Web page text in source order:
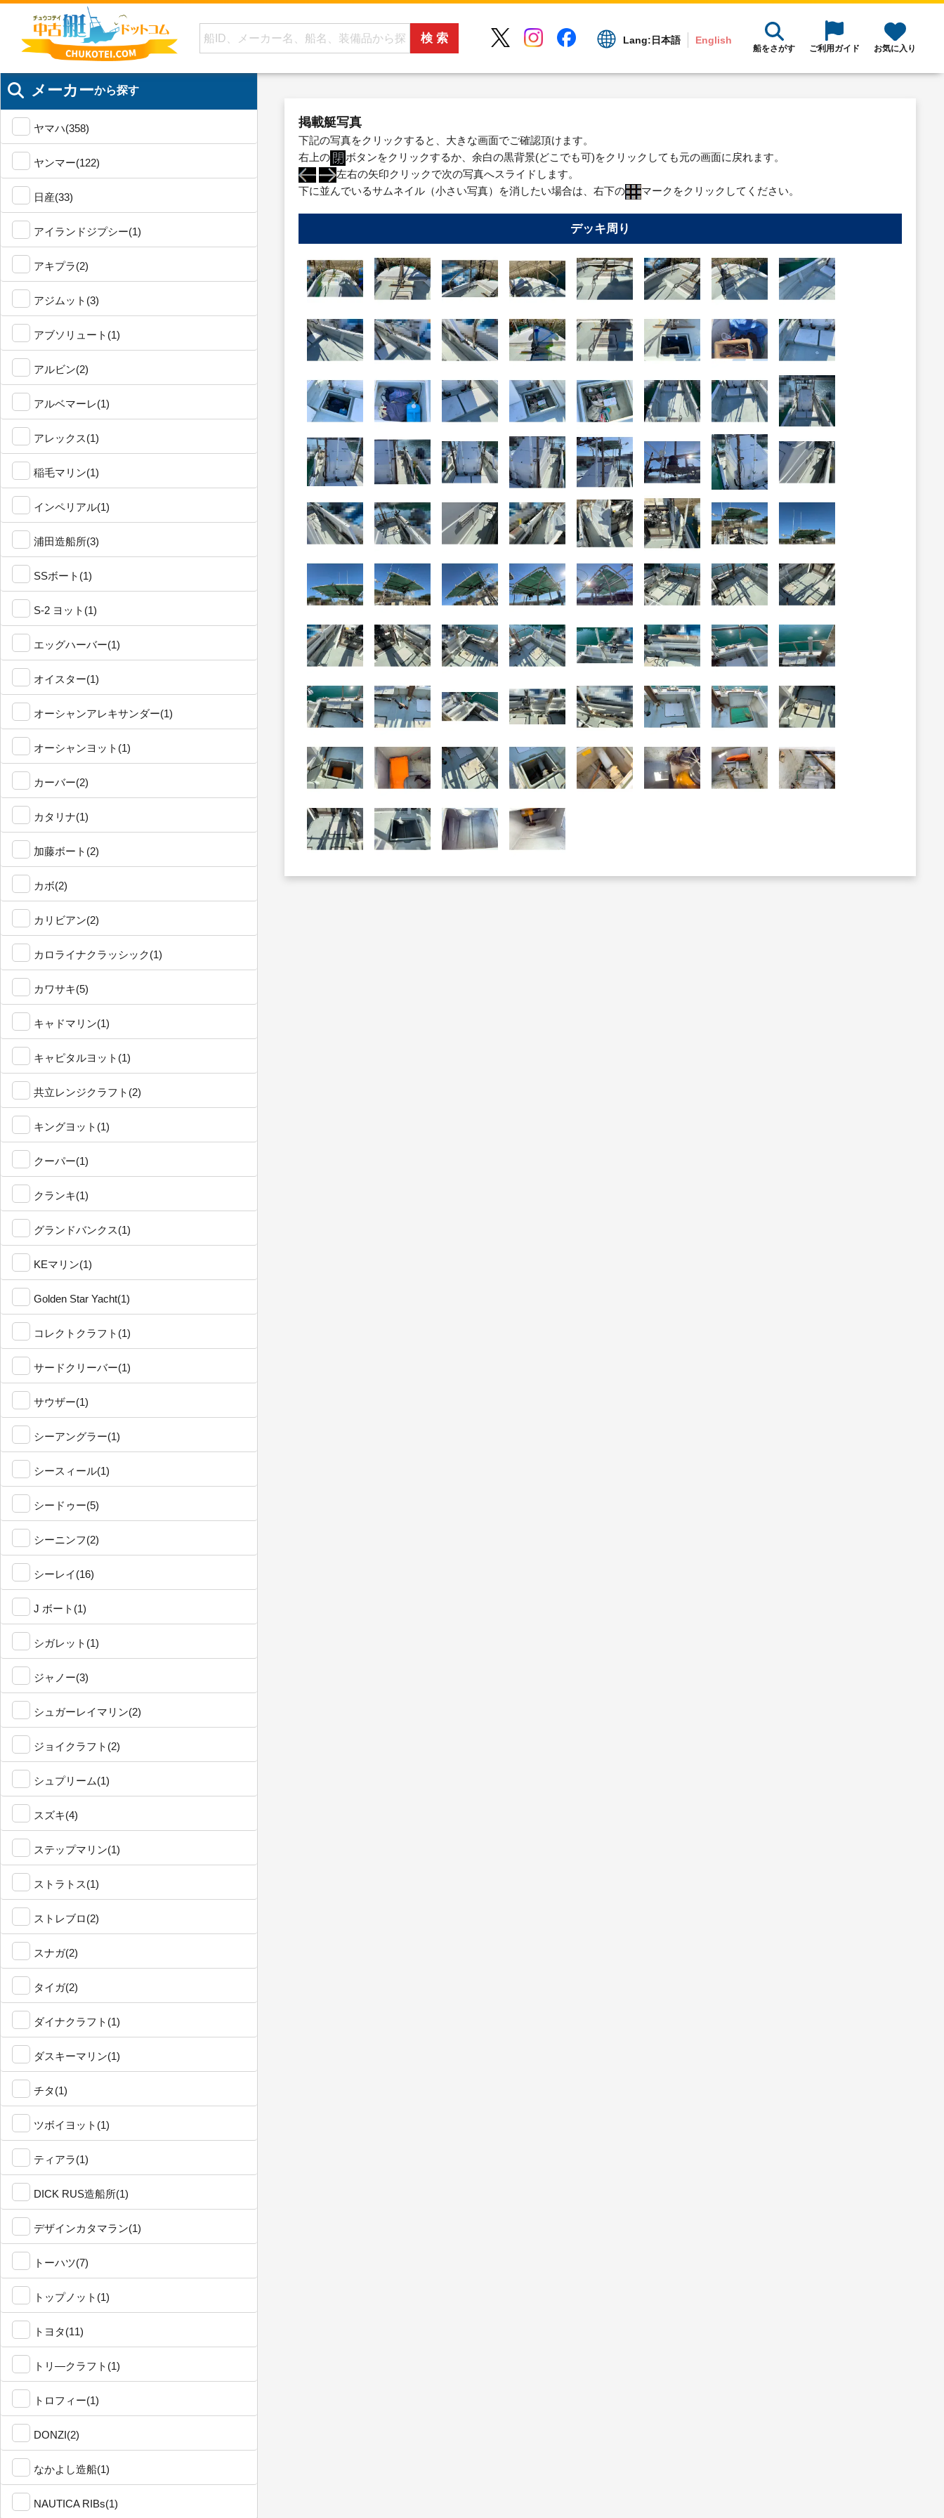
Lang: 日本語 English
船をさがす ご利用ガイド お気に入り
メーカーから探す
ヤマハ(358)
ヤンマー(122)
日産(33)
アイランドジプシー(1)
アキプラ(2)
アジムット(3)
アブソリュート(1)
アルビン(2)
アルベマーレ(1)
アレックス(1)
稲毛マリン(1)
インペリアル(1)
浦田造船所(3)
SSボート(1)
S-2 ヨット(1)
エッグハーバー(1)
オイスター(1)
オーシャンアレキサンダー(1)
オーシャンヨット(1)
カーバー(2)
カタリナ(1)
加藤ボート(2)
カボ(2)
カリビアン(2)
カロライナクラッシック(1)
カワサキ(5)
キャドマリン(1)
キャピタルヨット(1)
共立レンジクラフト(2)
キングヨット(1)
クーパー(1)
クランキ(1)
グランドバンクス(1)
KEマリン(1)
Golden Star Yacht(1)
コレクトクラフト(1)
サードクリーバー(1)
サウザー(1)
シーアングラー(1)
シースィール(1)
シードゥー(5)
シーニンフ(2)
シーレイ(16)
J ボート(1)
シガレット(1)
ジャノー(3)
シュガーレイマリン(2)
ジョイクラフト(2)
シュプリーム(1)
スズキ(4)
ステップマリン(1)
ストラトス(1)
ストレブロ(2)
スナガ(2)
タイガ(2)
ダイナクラフト(1)
ダスキーマリン(1)
チタ(1)
ツボイヨット(1)
ティアラ(1)
DICK RUS造船所(1)
デザインカタマラン(1)
トーハツ(7)
トップノット(1)
トヨタ(11)
トリ―クラフト(1)
トロフィー(1)
DONZI(2)
なかよし造船(1)
NAUTICA RIBs(1)
掲載艇写真
下記の写真をクリックすると、大きな画面でご確認頂けます。
右上の
ボタンをクリックするか、余白の黒背景(どこでも可)をクリックしても元の画面に戻れます。
左右の矢印クリックで次の写真へスライドします。
下に並んでいるサムネイル（小さい写真）を消したい場合は、右下の
マークをクリックしてください。
デッキ周り